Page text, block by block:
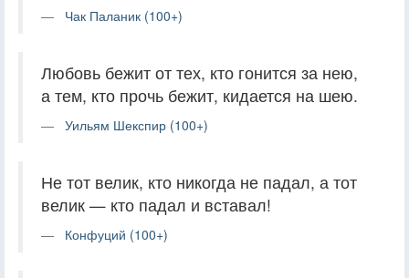
Чак Паланик (100+)
Любовь бежит от тех, кто гонится за нею,
а тем, кто прочь бежит, кидается на шею.
Уильям Шекспир (100+)
Не тот велик, кто никогда не падал, а тот
велик — кто падал и вставал!
Конфуций (100+)